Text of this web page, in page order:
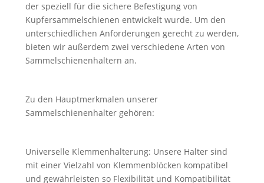
der speziell für die sichere Befestigung von
Kupfersammelschienen entwickelt wurde. Um den
unterschiedlichen Anforderungen gerecht zu werden,
bieten wir außerdem zwei verschiedene Arten von
Sammelschienenhaltern an.
Zu den Hauptmerkmalen unserer
Sammelschienenhalter gehören:
Universelle Klemmenhalterung: Unsere Halter sind
mit einer Vielzahl von Klemmenblöcken kompatibel
und gewährleisten so Flexibilität und Kompatibilität